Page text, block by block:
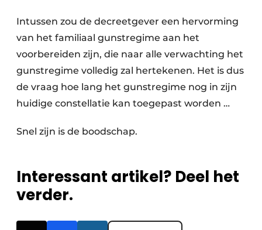
Intussen zou de decreetgever een hervorming
van het familiaal gunstregime aan het
voorbereiden zijn, die naar alle verwachting het
gunstregime volledig zal hertekenen. Het is dus
de vraag hoe lang het gunstregime nog in zijn
huidige constellatie kan toegepast worden …
Snel zijn is de boodschap.
Interessant artikel? Deel het
verder.